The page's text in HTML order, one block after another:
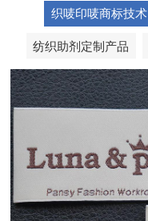
织唛印唛商标技术
纺织助剂定制产品